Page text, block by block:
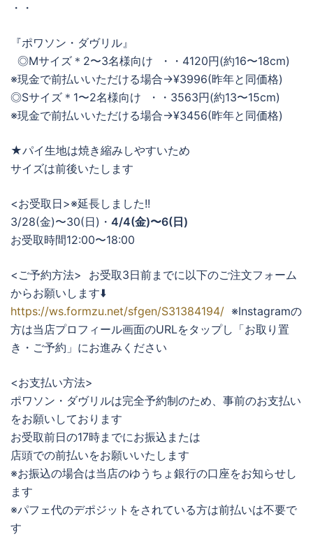
・・
『ポワソン・ダヴリル』
◎Mサイズ＊2〜3名様向け ・・4120円(約16〜18cm)
※現金で前払いいただける場合→¥3996(昨年と同価格)
◎Sサイズ＊1〜2名様向け ・・3563円(約13〜15cm)
※現金で前払いいただける場合→¥3456(昨年と同価格)
★パイ生地は焼き縮みしやすいため
サイズは前後いたします
<お受取日>※延長しました!!
3/28(金)〜30(日)・ 4/4(金)〜6(日)
お受取時間12:00〜18:00
<ご予約方法> お受取3日前までに以下のご注文フォーム
からお願いします⬇️
https://ws.formzu.net/sfgen/S31384194/ ※Instagramの
方は当店プロフィール画面のURLをタップし「お取り置
き・ご予約」にお進みください
<お支払い方法>
ポワソン・ダヴリルは完全予約制のため、事前のお支払い
をお願いしております
お受取前日の17時までにお振込または
店頭での前払いをお願いいたします
※お振込の場合は当店のゆうちょ銀行の口座をお知らせし
ます
※パフェ代のデポジットをされている方は前払いは不要で
す